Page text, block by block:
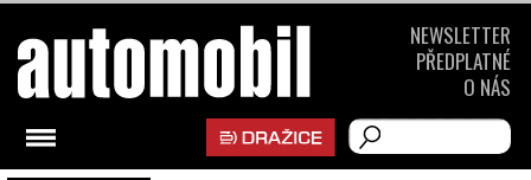
NEWSLETTER
PŘEDPLATNÉ
O NÁS